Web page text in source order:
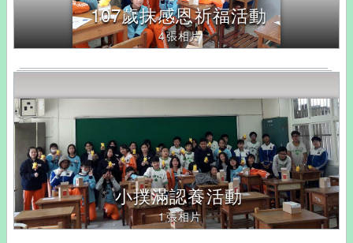
107歲抹感恩祈福活動
4張相片
小撲滿認養活動
1張相片